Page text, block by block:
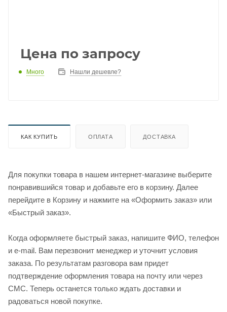
Цена по запросу
Много Нашли дешевле?
КАК КУПИТЬ ОПЛАТА ДОСТАВКА
Для покупки товара в нашем интернет-магазине выберите
понравившийся товар и добавьте его в корзину. Далее
перейдите в Корзину и нажмите на «Оформить заказ» или
«Быстрый заказ».
Когда оформляете быстрый заказ, напишите ФИО, телефон
и e-mail. Вам перезвонит менеджер и уточнит условия
заказа. По результатам разговора вам придет
подтверждение оформления товара на почту или через
СМС. Теперь останется только ждать доставки и
радоваться новой покупке.